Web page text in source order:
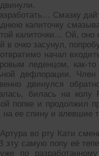
Смазку
калиточку
калиточки… Ой,
очко засунул,
начал
леденцом, как-
дефлорации.
двинулся
билась на
попке и
ее спину и алевшие
во рту Кати
самую попу её
по